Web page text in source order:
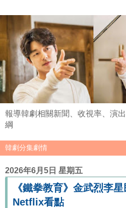
報導韓劇相關新聞、收視率、演
綱
2026年6月5日 星期五
《鐵拳教育》金武烈李
Netflix看點